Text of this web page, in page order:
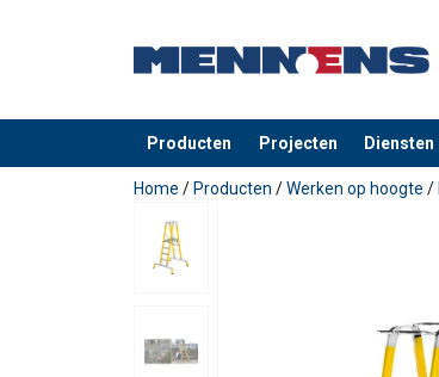
Producten Projecten Diensten
toegevoegd aan uw offerte
Home / Producten /Werken op hoogte /